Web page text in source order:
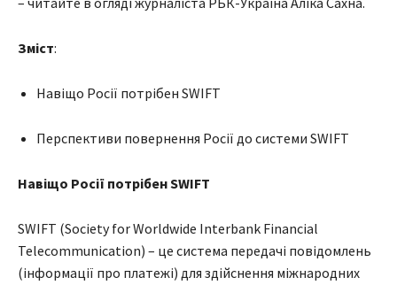
Зміст:
Навіщо Росії потрібен SWIFT
Перспективи повернення Росії до системи SWIFT
Навіщо Росії потрібен SWIFT
SWIFT (Society for Worldwide Interbank Financial
Telecommunication) – це система передачі повідомлень
(інформації про платежі) для здійснення міжнародних